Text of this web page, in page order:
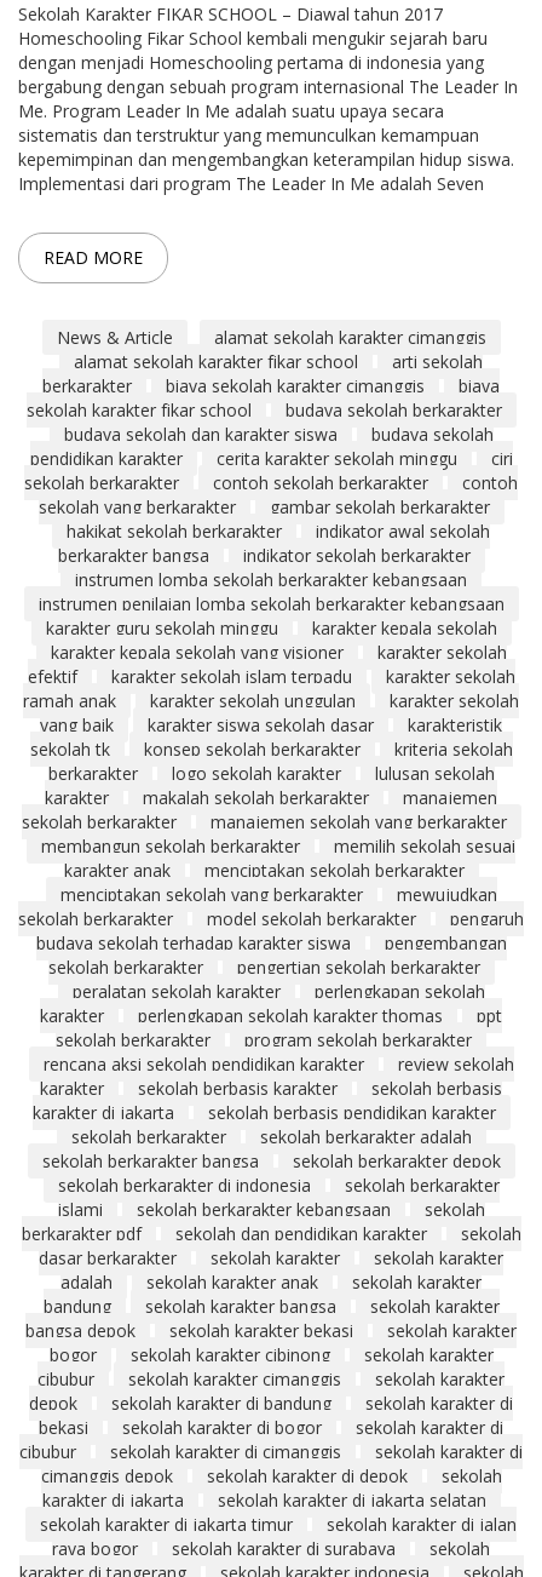
Sekolah Karakter FIKAR SCHOOL – Diawal tahun 2017
Homeschooling Fikar School kembali mengukir sejarah baru
dengan menjadi Homeschooling pertama di indonesia yang
bergabung dengan sebuah program internasional The Leader In
Me. Program Leader In Me adalah suatu upaya secara
sistematis dan terstruktur yang memunculkan kemampuan
kepemimpinan dan mengembangkan keterampilan hidup siswa.
Implementasi dari program The Leader In Me adalah Seven
READ MORE
News & Article
alamat sekolah karakter cimanggis
alamat sekolah karakter fikar school
arti sekolah
berkarakter
biaya sekolah karakter cimanggis
biaya
sekolah karakter fikar school
budaya sekolah berkarakter
budaya sekolah dan karakter siswa
budaya sekolah
pendidikan karakter
cerita karakter sekolah minggu
ciri
sekolah berkarakter
contoh sekolah berkarakter
contoh
sekolah yang berkarakter
gambar sekolah berkarakter
hakikat sekolah berkarakter
indikator awal sekolah
berkarakter bangsa
indikator sekolah berkarakter
instrumen lomba sekolah berkarakter kebangsaan
instrumen penilaian lomba sekolah berkarakter kebangsaan
karakter guru sekolah minggu
karakter kepala sekolah
karakter kepala sekolah yang visioner
karakter sekolah
efektif
karakter sekolah islam terpadu
karakter sekolah
ramah anak
karakter sekolah unggulan
karakter sekolah
yang baik
karakter siswa sekolah dasar
karakteristik
sekolah tk
konsep sekolah berkarakter
kriteria sekolah
berkarakter
logo sekolah karakter
lulusan sekolah
karakter
makalah sekolah berkarakter
manajemen
sekolah berkarakter
manajemen sekolah yang berkarakter
membangun sekolah berkarakter
memilih sekolah sesuai
karakter anak
menciptakan sekolah berkarakter
menciptakan sekolah yang berkarakter
mewujudkan
sekolah berkarakter
model sekolah berkarakter
pengaruh
budaya sekolah terhadap karakter siswa
pengembangan
sekolah berkarakter
pengertian sekolah berkarakter
peralatan sekolah karakter
perlengkapan sekolah
karakter
perlengkapan sekolah karakter thomas
ppt
sekolah berkarakter
program sekolah berkarakter
rencana aksi sekolah pendidikan karakter
review sekolah
karakter
sekolah berbasis karakter
sekolah berbasis
karakter di jakarta
sekolah berbasis pendidikan karakter
sekolah berkarakter
sekolah berkarakter adalah
sekolah berkarakter bangsa
sekolah berkarakter depok
sekolah berkarakter di indonesia
sekolah berkarakter
islami
sekolah berkarakter kebangsaan
sekolah
berkarakter pdf
sekolah dan pendidikan karakter
sekolah
dasar berkarakter
sekolah karakter
sekolah karakter
adalah
sekolah karakter anak
sekolah karakter
bandung
sekolah karakter bangsa
sekolah karakter
bangsa depok
sekolah karakter bekasi
sekolah karakter
bogor
sekolah karakter cibinong
sekolah karakter
cibubur
sekolah karakter cimanggis
sekolah karakter
depok
sekolah karakter di bandung
sekolah karakter di
bekasi
sekolah karakter di bogor
sekolah karakter di
cibubur
sekolah karakter di cimanggis
sekolah karakter di
cimanggis depok
sekolah karakter di depok
sekolah
karakter di jakarta
sekolah karakter di jakarta selatan
sekolah karakter di jakarta timur
sekolah karakter di jalan
raya bogor
sekolah karakter di surabaya
sekolah
karakter di tangerang
sekolah karakter indonesia sekolah